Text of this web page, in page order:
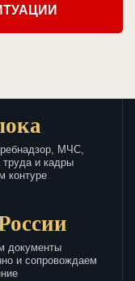
МЧС,
труда и кадры
контуре
документы
и сопровождаем